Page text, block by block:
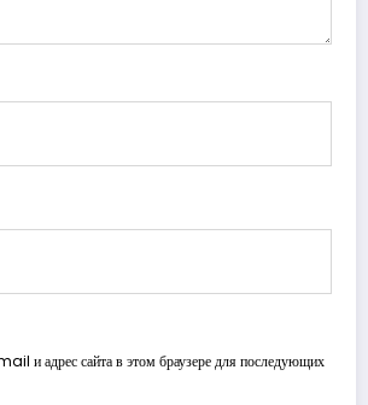
и адрес сайта в этом браузере для последующих